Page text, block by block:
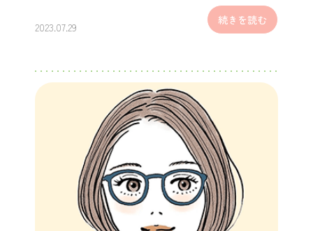
2023.07.29
続きを読む